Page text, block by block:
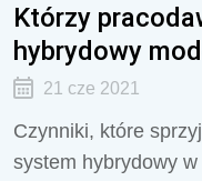
Którzy
hybrydowy
21 cze 2021
Czynniki, które
system hybrydowy